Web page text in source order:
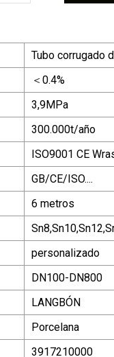
Tubo corrugado
＜0.4%
3,9MPa
300.000t/año
ISO9001 CE
GB/CE/ISO....
6 metros
personalizado
DN100-DN800
LANGBÓN
Porcelana
3917210000